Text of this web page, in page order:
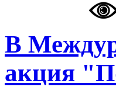
В
акция